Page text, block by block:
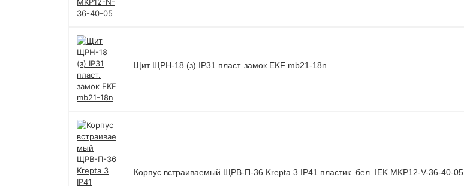
Щит ЩРН-18 (з) IP31 пласт. замок EKF mb21-18n
Корпус встраиваемый ЩРВ-П-36 Krepta 3 IP41 пластик. бел. IEK MKP12-V-36-40-05